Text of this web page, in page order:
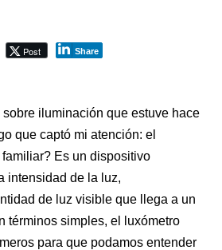
Post Share
iluminación que estuve hace
que captó mi atención: el
familiar? Es un dispositivo
intensidad de la luz,
de luz visible que llega a un
términos simples, el luxómetro
para que podamos entender